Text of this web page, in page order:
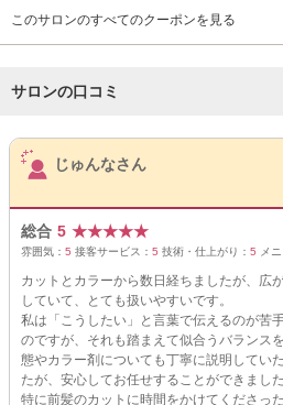
このサロンのすべてのクーポンを見る
サロンの口コミ
サロンPick Up
じゅんなさん
総合 5 ★★★★★
雰囲気： 5 接客サービス： 5 技術・仕上がり： 5 メ
カットとカラーから数日経ちましたが、広
していて、とても扱いやすいです。
私は「こうしたい」と言葉で伝えるのが苦
のですが、それも踏まえて似合うバランス
態やカラー剤についても丁寧に説明してい
たが、安心してお任せすることができました
特に前髪のカットに時間をかけてくださっ